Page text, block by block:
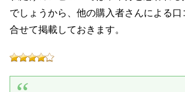
でしょうから、他の購入者さんによる口
合せて掲載しておきます。